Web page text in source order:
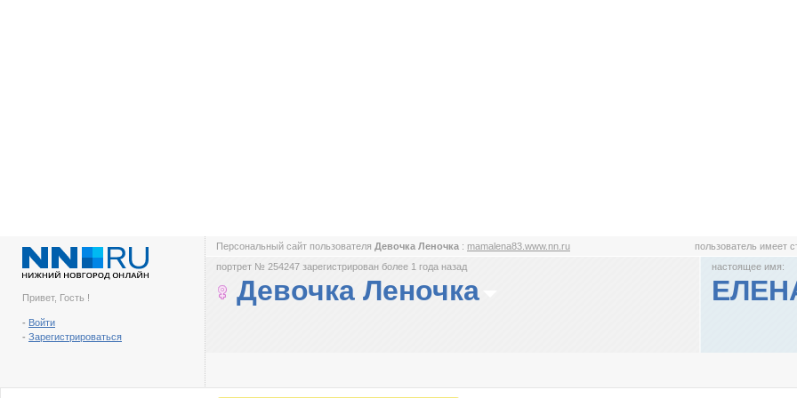
Привет, Гость !
- Войти
- Зарегистрироваться
Персональный сайт пользователя Девочка Леночка : mamalena83.www.nn.ru пользователь имеет
портрет № 254247 зарегистрирован более 1 года назад
Девочка Леночка
настоящее имя: